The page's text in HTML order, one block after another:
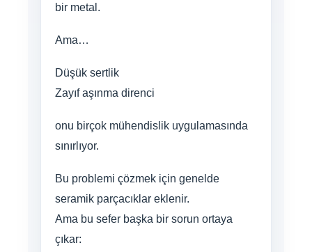
bir metal.
Ama…
Düşük sertlik
Zayıf aşınma direnci
onu birçok mühendislik uygulamasında
sınırlıyor.
Bu problemi çözmek için genelde
seramik parçacıklar eklenir.
Ama bu sefer başka bir sorun ortaya
çıkar: